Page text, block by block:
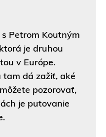
Petrom Koutným
je druhou
v Európe.
tam dá zažiť, aké
pozorovať,
je putovanie